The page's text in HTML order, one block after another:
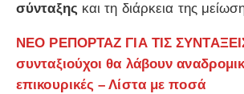
σύνταξης και τη διάρκεια της
ΝΕΟ ΡΕΠΟΡΤΑΖ ΓΙΑ ΤΙΣ
συνταξιούχοι θα λάβουν
επικουρικές – Λίστα με ποσά